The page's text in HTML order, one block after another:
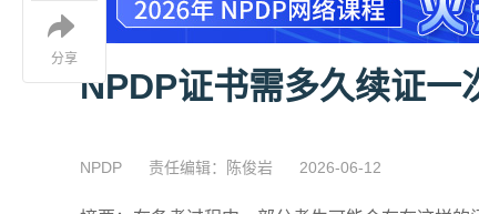
NPDP证书需多久续证一
NPDP 责任编辑：陈俊岩 2026-06-12
分享